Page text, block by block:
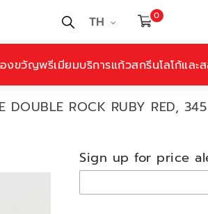
TH 0
งขวัญพรีเมียมบริการแก้วสกรีนโลโก้และ
DOUBLE ROCK RUBY RED,
Sign up for price